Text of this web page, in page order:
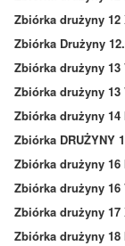
Zbiórka drużyny 12
Zbiórka Drużyny
Zbiórka drużyny 13
Zbiórka drużyny 13
Zbiórka drużyny 14
Zbiórka DRUŻYNY
Zbiórka drużyny 16
Zbiórka drużyny 16
Zbiórka drużyny 17
Zbiórka drużyny 18